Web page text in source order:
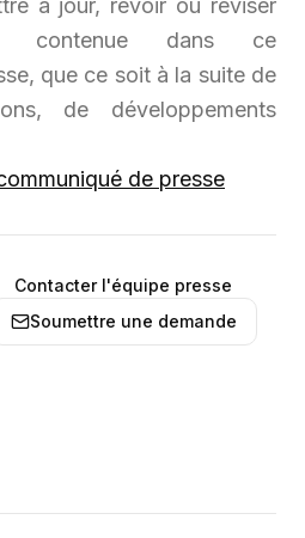
à jour, revoir ou réviser
contenue dans ce
que ce soit à la suite de
de développements
de presse
Contacter l'équipe presse
Soumettre une demande